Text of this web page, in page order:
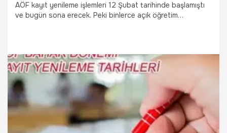
AÖF kayıt yenileme işlemleri 12 Şubat tarihinde başlamıştı
ve bugün sona erecek. Peki binlerce açık öğretim
23.02.2018 Gündem